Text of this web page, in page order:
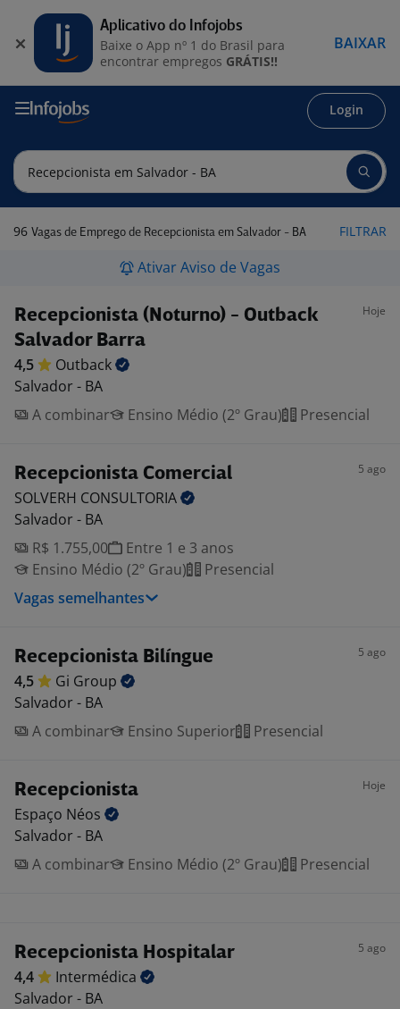
Login
96 Vagas de Emprego de Recepcionista em Salvador - BA FILTRAR
Ativar Aviso de Vagas
Recepcionista (Noturno) - Outback
Salvador Barra
Hoje
4,5
Outback
Salvador - BA
A combinar
Ensino Médio (2º Grau) Presencial
Recepcionista Comercial 5 ago
SOLVERH CONSULTORIA
Salvador - BA
R$ 1.755,00
Entre 1 e 3 anos
Ensino Médio (2º Grau)
Presencial
Vagas semelhantes
Recepcionista Bilíngue 5 ago
4,5 Gi Group
Salvador - BA
A combinar
Ensino Superior Presencial
Recepcionista Hoje
Espaço Néos
Salvador - BA
A combinar
Ensino Médio (2º Grau) Presencial
Recepcionista Hospitalar 5 ago
4,4
Intermédica
Salvador - BA
Aplicativo do Infojobs
Baixe o App nº 1 do Brasil para
encontrar empregos GRÁTIS!!
BAIXAR